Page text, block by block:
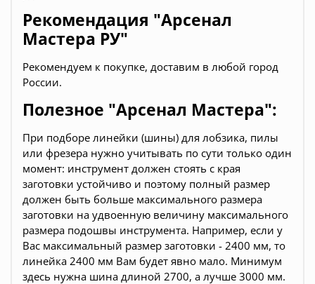
Рекомендация "Арсенал
Мастера РУ"
Рекомендуем к покупке, доставим в любой город
России.
Полезное "Арсенал Мастера":
При подборе линейки (шины) для лобзика, пилы
или фрезера нужно учитывать по сути только один
момент: инструмент должен стоять с края
заготовки устойчиво и поэтому полный размер
должен быть больше максимального размера
заготовки на удвоенную величину максимального
размера подошвы инструмента. Например, если у
Вас максимальный размер заготовки - 2400 мм, то
линейка 2400 мм Вам будет явно мало. Минимум
здесь нужна шина длиной 2700, а лучше 3000 мм.